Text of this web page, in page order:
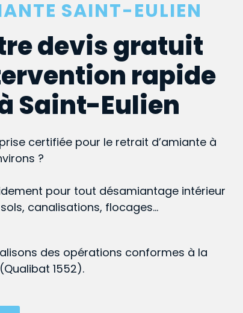
SAINT-EULIEN
devis gratuit
rapide
Saint-Eulien
certifiée pour le retrait d’amiante à
?
pour tout désamiantage intérieur
canalisations, flocages…
des opérations conformes à la
1552).